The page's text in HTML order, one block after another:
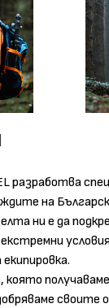
разработва
на
ни е да
своите